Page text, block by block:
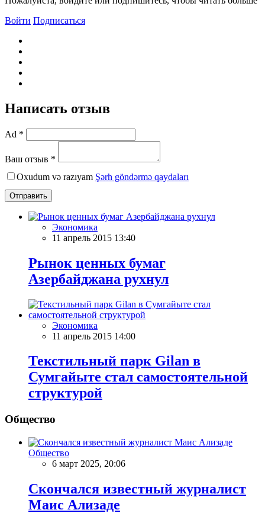
Войти Подписаться
Написать отзыв
Ad *
Ваш отзыв *
Oxudum və razıyam Şərh göndərmə qaydaları
Отправить
Экономика
11 апрель 2015 13:40
Рынок ценных бумаг
Азербайджана рухнул
Экономика
11 апрель 2015 14:00
Текстильный парк Gilan в
Сумгайыте стал самостоятельной
структурой
Общество
Общество
6 март 2025, 20:06
Скончался известный журналист
Маис Ализаде